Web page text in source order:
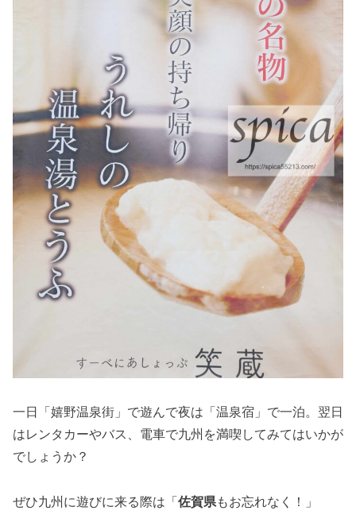
一日「嬉野温泉街」で遊んで夜は「温泉宿」で一泊。翌日
はレンタカーやバス、電車で九州を満喫してみてはいかが
でしょうか？
ぜひ九州に遊びに来る際は「 佐賀県もお忘れなく！」